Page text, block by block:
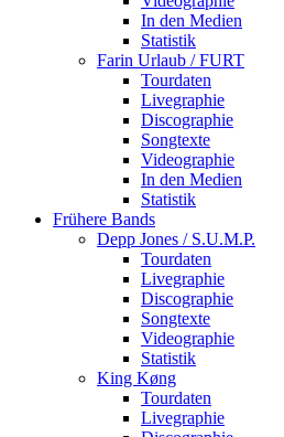
In den Medien
Statistik
Farin Urlaub / FURT
Tourdaten
Livegraphie
Discographie
Songtexte
Videographie
In den Medien
Statistik
Frühere Bands
Depp Jones / S.U.M.P.
Tourdaten
Livegraphie
Discographie
Songtexte
Videographie
Statistik
King Køng
Tourdaten
Livegraphie